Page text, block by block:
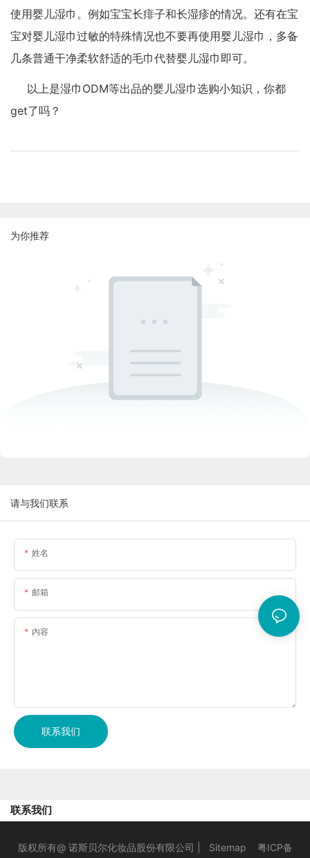
使用婴儿湿巾。例如宝宝长痱子和长湿疹的情况。还有在宝
宝对婴儿湿巾过敏的特殊情况也不要再使用婴儿湿巾，多备
几条普通干净柔软舒适的毛巾代替婴儿湿巾即可。
以上是湿巾ODM等出品的婴儿湿巾选购小知识，你都
get了吗？
为你推荐
请与我们联系
姓名
邮箱
内容
联系我们
联系我们
版权所有@ 诺斯贝尔化妆品股份有限公司 | Sitemap
粤ICP备